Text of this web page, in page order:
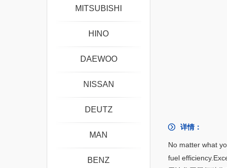
MITSUBISHI
HINO
DAEWOO
NISSAN
DEUTZ
MAN
BENZ
详情：
No matter what
fuel efficiency.